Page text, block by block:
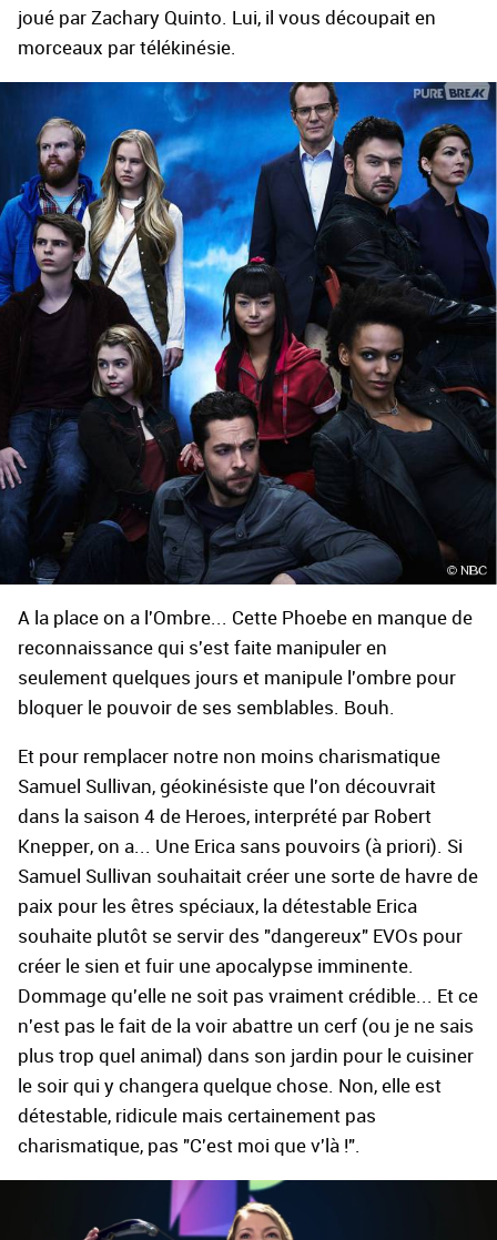
joué par Zachary Quinto. Lui, il vous découpait en
morceaux par télékinésie.
A la place on a l'Ombre... Cette Phoebe en manque de
reconnaissance qui s'est faite manipuler en
seulement quelques jours et manipule l'ombre pour
bloquer le pouvoir de ses semblables. Bouh.
Et pour remplacer notre non moins charismatique
Samuel Sullivan, géokinésiste que l'on découvrait
dans la saison 4 de Heroes, interprété par Robert
Knepper, on a... Une Erica sans pouvoirs (à priori). Si
Samuel Sullivan souhaitait créer une sorte de havre de
paix pour les êtres spéciaux, la détestable Erica
souhaite plutôt se servir des "dangereux" EVOs pour
créer le sien et fuir une apocalypse imminente.
Dommage qu'elle ne soit pas vraiment crédible... Et ce
n'est pas le fait de la voir abattre un cerf (ou je ne sais
plus trop quel animal) dans son jardin pour le cuisiner
le soir qui y changera quelque chose. Non, elle est
détestable, ridicule mais certainement pas
charismatique, pas "C'est moi que v'là !".